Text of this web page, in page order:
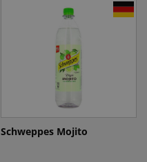
Schweppes Mojito